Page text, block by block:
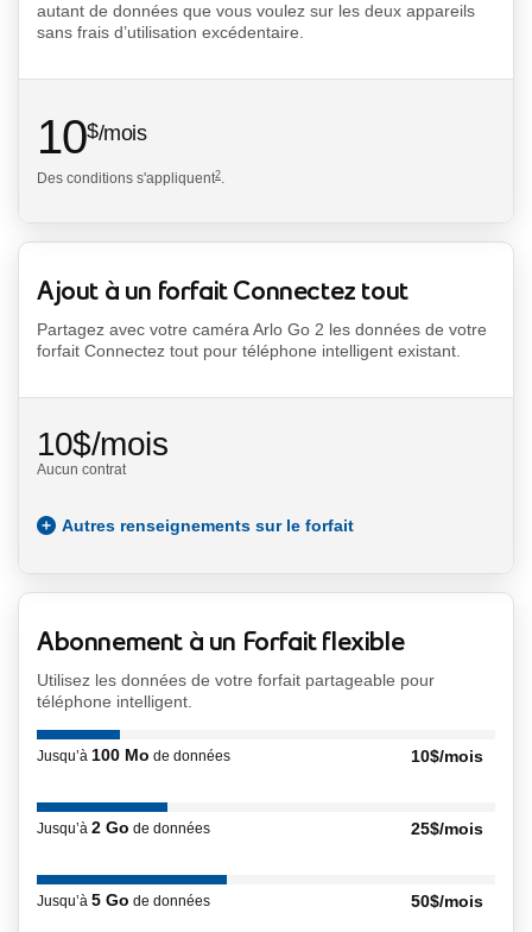
autant de données que vous voulez sur les deux appareils
sans frais d’utilisation excédentaire.
10$/moisdollars par mois
10.00 $ par mois
Des conditions s'appliquentfootnote
2.
Ajout à un forfait Connectez tout
Partagez avec votre caméra Arlo Go 2 les données de votre
forfait Connectez tout pour téléphone intelligent existant.
10$/mois
dollars par mois
$10.00 par mois
Aucun contrat
Forfait connectez
Autres renseignements sur le forfait
Abonnement à un Forfait flexible
Utilisez les données de votre forfait partageable pour
téléphone intelligent.
Jusqu’à 100 Mo de données 10$/mois
$10 par mois
Jusqu’à 2 Go de données 25$/mois
$25 par mois
Jusqu’à 5 Go de données 50$/mois
$50 par mois